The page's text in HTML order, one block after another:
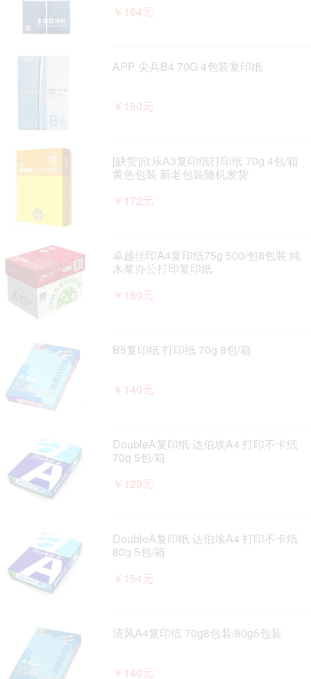
￥164元
APP 尖兵B4 70G 4包装复印纸
￥180元
[缺货]欣乐A3复印纸打印纸 70g 4包/箱
黄色包装 新老包装随机发货
￥172元
卓越佳印A4复印纸75g 500/包8包装 纯
木浆办公打印复印纸
￥180元
B5复印纸 打印纸 70g 8包/箱
￥140元
DoubleA复印纸 达伯埃A4 打印不卡纸
70g 5包/箱
￥129元
DoubleA复印纸 达伯埃A4 打印不卡纸
80g 5包/箱
￥154元
清风A4复印纸 70g8包装/80g5包装
￥140元